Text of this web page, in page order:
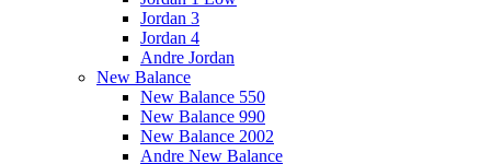
Jordan 3
Jordan 4
Andre Jordan
New Balance
New Balance 550
New Balance 990
New Balance 2002
Andre New Balance